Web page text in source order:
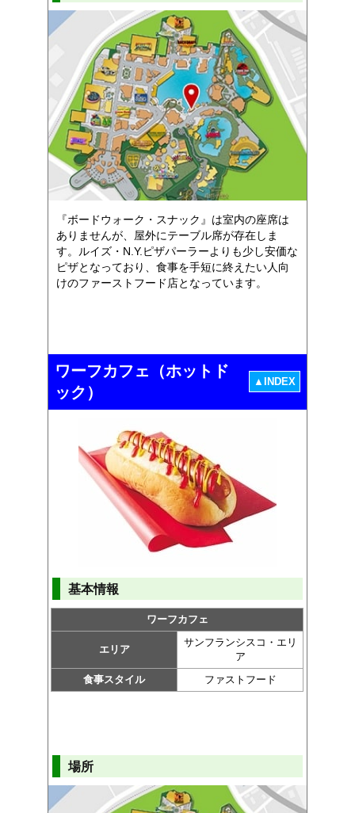
『ボードウォーク・スナック』は室内の座席は
ありませんが、屋外にテーブル席が存在しま
す。ルイズ・N.Y.ピザパーラーよりも少し安価な
ピザとなっており、食事を手短に終えたい人向
けのファーストフード店となっています。
ワーフカフェ（ホットド
ック）
▲INDEX
基本情報
ワーフカフェ
エリア
サンフランシスコ・エリ
ア
食事スタイル
ファストフード
場所